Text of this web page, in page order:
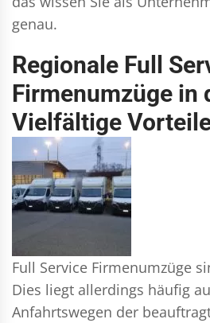
genau.
Regionale Full
Firmenumzüge in
Vielfältige
Full Service Firmenumzüge
Dies liegt allerdings häufig
Anfahrtswegen der